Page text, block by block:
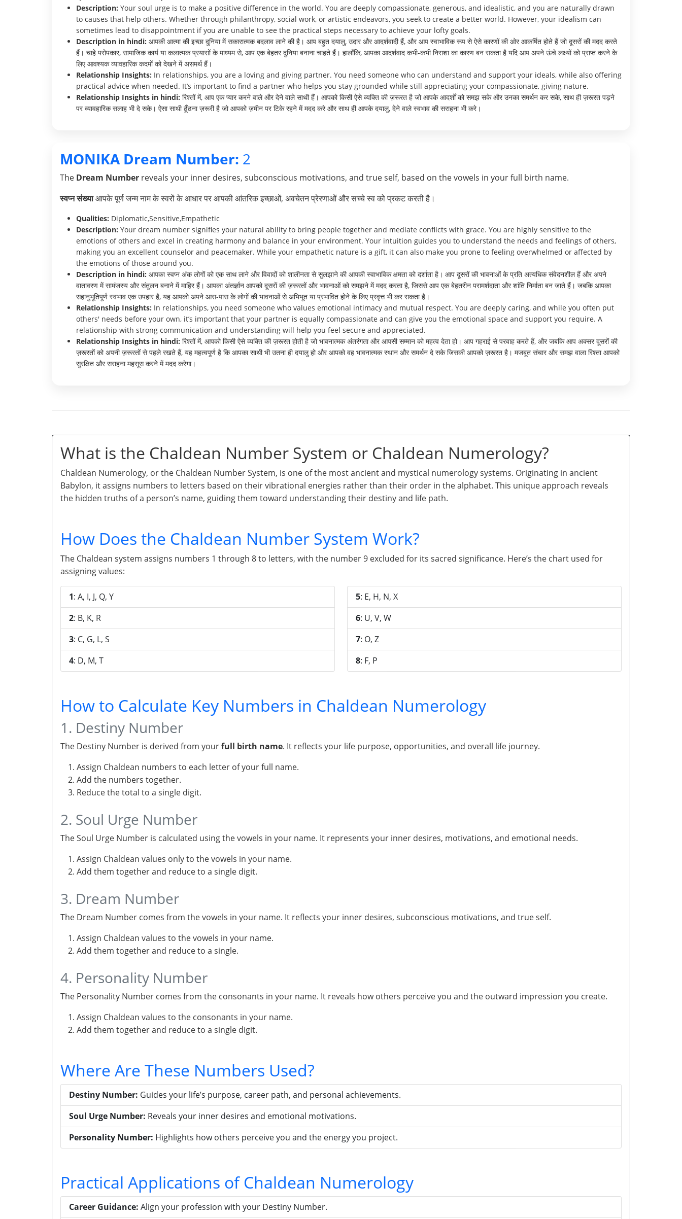
Description: Your soul urge is to make a positive difference in the world. You are deeply compassionate, generous, and idealistic, and you are naturally drawn
to causes that help others. Whether through philanthropy, social work, or artistic endeavors, you seek to create a better world. However, your idealism can
sometimes lead to disappointment if you are unable to see the practical steps necessary to achieve your lofty goals.
Description in hindi: आपकी आत्मा की इच्छा दुनिया में सकारात्मक बदलाव लाने की है। आप बहुत दयालु, उदार और आदर्शवादी हैं, और आप स्वाभाविक रूप से ऐसे कारणों की ओर आकर्षित होते हैं जो दूसरों की मदद करते
हैं। चाहे परोपकार, सामाजिक कार्य या कलात्मक प्रयासों के माध्यम से, आप एक बेहतर दुनिया बनाना चाहते हैं। हालाँकि, आपका आदर्शवाद कभी-कभी निराशा का कारण बन सकता है यदि आप अपने ऊंचे लक्ष्यों को प्राप्त करने के
लिए आवश्यक व्यावहारिक कदमों को देखने में असमर्थ हैं।
Relationship Insights: In relationships, you are a loving and giving partner. You need someone who can understand and support your ideals, while also offering
practical advice when needed. It’s important to find a partner who helps you stay grounded while still appreciating your compassionate, giving nature.
Relationship Insights in hindi: रिश्तों में, आप एक प्यार करने वाले और देने वाले साथी हैं। आपको किसी ऐसे व्यक्ति की ज़रूरत है जो आपके आदर्शों को समझ सके और उनका समर्थन कर सके, साथ ही ज़रूरत पड़ने
पर व्यावहारिक सलाह भी दे सके। ऐसा साथी ढूँढना ज़रूरी है जो आपको ज़मीन पर टिके रहने में मदद करे और साथ ही आपके दयालु, देने वाले स्वभाव की सराहना भी करे।
MONIKA Dream Number: 2
The Dream Number reveals your inner desires, subconscious motivations, and true self, based on the vowels in your full birth name.
स्वप्न संख्याआपके पूर्ण जन्म नाम के स्वरों के आधार पर आपकी आंतरिक इच्छाओं, अवचेतन प्रेरणाओं और सच्चे स्व को प्रकट करती है।
Qualities: Diplomatic,Sensitive,Empathetic
Description: Your dream number signifies your natural ability to bring people together and mediate conflicts with grace. You are highly sensitive to the
emotions of others and excel in creating harmony and balance in your environment. Your intuition guides you to understand the needs and feelings of others,
making you an excellent counselor and peacemaker. While your empathetic nature is a gift, it can also make you prone to feeling overwhelmed or affected by
the emotions of those around you.
Description in hindi: आपका स्वप्न अंक लोगों को एक साथ लाने और विवादों को शालीनता से सुलझाने की आपकी स्वाभाविक क्षमता को दर्शाता है। आप दूसरों की भावनाओं के प्रति अत्यधिक संवेदनशील हैं और अपने
वातावरण में सामंजस्य और संतुलन बनाने में माहिर हैं। आपका अंतर्ज्ञान आपको दूसरों की ज़रूरतों और भावनाओं को समझने में मदद करता है, जिससे आप एक बेहतरीन परामर्शदाता और शांति निर्माता बन जाते हैं। जबकि आपका
सहानुभूतिपूर्ण स्वभाव एक उपहार है, यह आपको अपने आस-पास के लोगों की भावनाओं से अभिभूत या प्रभावित होने के लिए प्रवृत्त भी कर सकता है।
Relationship Insights: In relationships, you need someone who values emotional intimacy and mutual respect. You are deeply caring, and while you often put
others' needs before your own, it’s important that your partner is equally compassionate and can give you the emotional space and support you require. A
relationship with strong communication and understanding will help you feel secure and appreciated.
Relationship Insights in hindi: रिश्तों में, आपको किसी ऐसे व्यक्ति की ज़रूरत होती है जो भावनात्मक अंतरंगता और आपसी सम्मान को महत्व देता हो। आप गहराई से परवाह करते हैं, और जबकि आप अक्सर दूसरों की
ज़रूरतों को अपनी ज़रूरतों से पहले रखते हैं, यह महत्वपूर्ण है कि आपका साथी भी उतना ही दयालु हो और आपको वह भावनात्मक स्थान और समर्थन दे सके जिसकी आपको ज़रूरत है। मजबूत संचार और समझ वाला रिश्ता आपको
सुरक्षित और सराहना महसूस करने में मदद करेगा।
What is the Chaldean Number System or Chaldean Numerology?
Chaldean Numerology, or the Chaldean Number System, is one of the most ancient and mystical numerology systems. Originating in ancient
Babylon, it assigns numbers to letters based on their vibrational energies rather than their order in the alphabet. This unique approach reveals
the hidden truths of a person’s name, guiding them toward understanding their destiny and life path.
How Does the Chaldean Number System Work?
The Chaldean system assigns numbers 1 through 8 to letters, with the number 9 excluded for its sacred significance. Here’s the chart used for
assigning values:
1: A, I, J, Q, Y
2: B, K, R
3: C, G, L, S
4: D, M, T
5: E, H, N, X
6: U, V, W
7: O, Z
8: F, P
How to Calculate Key Numbers in Chaldean Numerology
1. Destiny Number
The Destiny Number is derived from yourfull birth name. It reflects your life purpose, opportunities, and overall life journey.
Assign Chaldean numbers to each letter of your full name.
Add the numbers together.
Reduce the total to a single digit.
2. Soul Urge Number
The Soul Urge Number is calculated using the vowels in your name. It represents your inner desires, motivations, and emotional needs.
Assign Chaldean values only to the vowels in your name.
Add them together and reduce to a single digit.
3. Dream Number
The Dream Number comes from the vowels in your name. It reflects your inner desires, subconscious motivations, and true self.
Assign Chaldean values to the vowels in your name.
Add them together and reduce to a single.
4. Personality Number
The Personality Number comes from the consonants in your name. It reveals how others perceive you and the outward impression you create.
Assign Chaldean values to the consonants in your name.
Add them together and reduce to a single digit.
Where Are These Numbers Used?
Destiny Number: Guides your life’s purpose, career path, and personal achievements.
Soul Urge Number: Reveals your inner desires and emotional motivations.
Personality Number: Highlights how others perceive you and the energy you project.
Practical Applications of Chaldean Numerology
Career Guidance: Align your profession with your Destiny Number.